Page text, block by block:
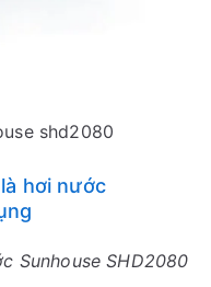
shd2080
hơi nước
Sunhouse SHD2080